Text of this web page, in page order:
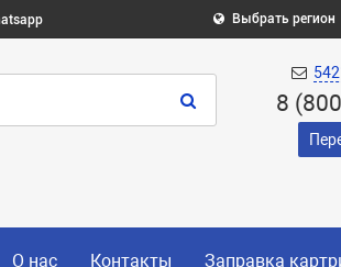
Выбрать регион
8
О нас Контакты Заправка